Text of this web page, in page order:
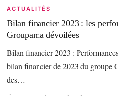
ACTUALITÉS
Bilan financier 2023 : les
Groupama dévoilées
Bilan financier 2023 :
bilan financier de 2023 du groupe
des…